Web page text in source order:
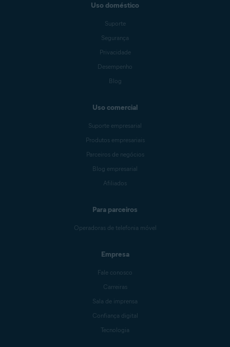
Uso doméstico
Suporte
Segurança
Privacidade
Desempenho
Blog
Uso comercial
Suporte empresarial
Produtos empresariais
Parceiros de negócios
Blog empresarial
Afiliados
Para parceiros
Operadoras de telefonia móvel
Empresa
Fale conosco
Carreiras
Sala de imprensa
Confiança digital
Tecnologia